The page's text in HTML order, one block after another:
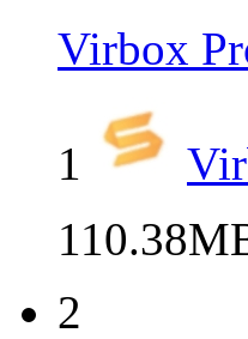
Virbox
1
2